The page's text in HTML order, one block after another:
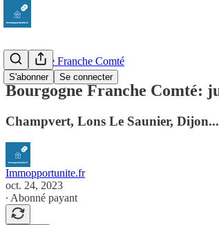
S'abonner Se connecter
Bourgogne Franche Comté
Bourgogne Franche Comté:
Champvert, Lons Le Saunier,
Immopportunite.fr
oct. 24, 2023
∙ Abonné payant